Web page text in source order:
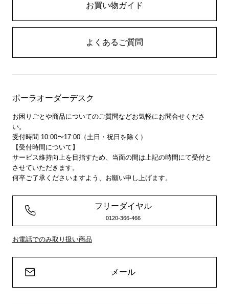
お買い物ガイド
よくあるご質問
ポーラオーダーデスク
お困りごとや商品についてのご質問などお気軽にお問合せくださ
い。
受付時間 10:00〜17:00（土日・祝日を除く）
【受付時間について】
サービス維持向上を目指すため、当面の間は上記の時間にて受付と
させていただきます。
何卒ご了承くださいますよう、お願い申し上げます。
フリーダイヤル
0120-366-466
お電話でのみ取り扱い商品
メール